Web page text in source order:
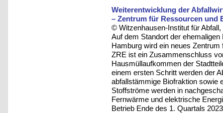
Weiterentwicklung der
– Zentrum für Ressourcen und
© Witzenhausen-Institut für
Auf dem Standort der
Hamburg wird ein neues
ZRE ist ein Zusammenschluss
Hausmüllaufkommen der
einem ersten Schritt werden der
abfallstämmige Biofraktion sowie
Stoffströme werden in
Fernwärme und elektrische
Betrieb Ende des 1. Quartals